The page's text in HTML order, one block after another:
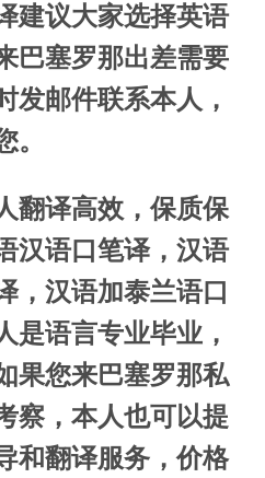
建议大家选择英语
巴塞罗那出差需要
发邮件联系本人，
。
翻译高效，保质保
汉语口笔译，汉语
，汉语加泰兰语口
是语言专业毕业，
果您来巴塞罗那私
察，本人也可以提
和翻译服务，价格